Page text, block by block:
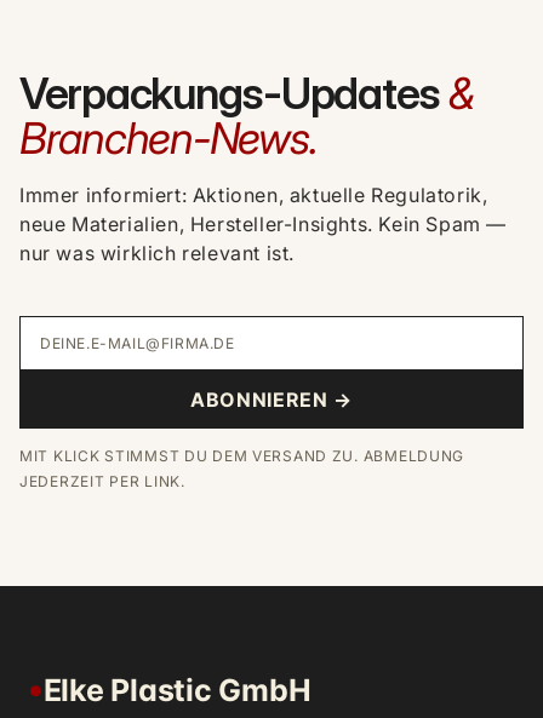
Verpackungs-Updates&
Branchen-News.
Immer informiert: Aktionen, aktuelle Regulatorik,
neue Materialien, Hersteller-Insights. Kein Spam —
nur was wirklich relevant ist.
ABONNIEREN →
MIT KLICK STIMMST DU DEM VERSAND ZU. ABMELDUNG
JEDERZEIT PER LINK.
● Elke Plastic GmbH